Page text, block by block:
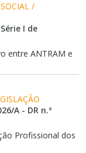
/
I de
entre ANTRAM e
A - DR n.º
Profissional dos